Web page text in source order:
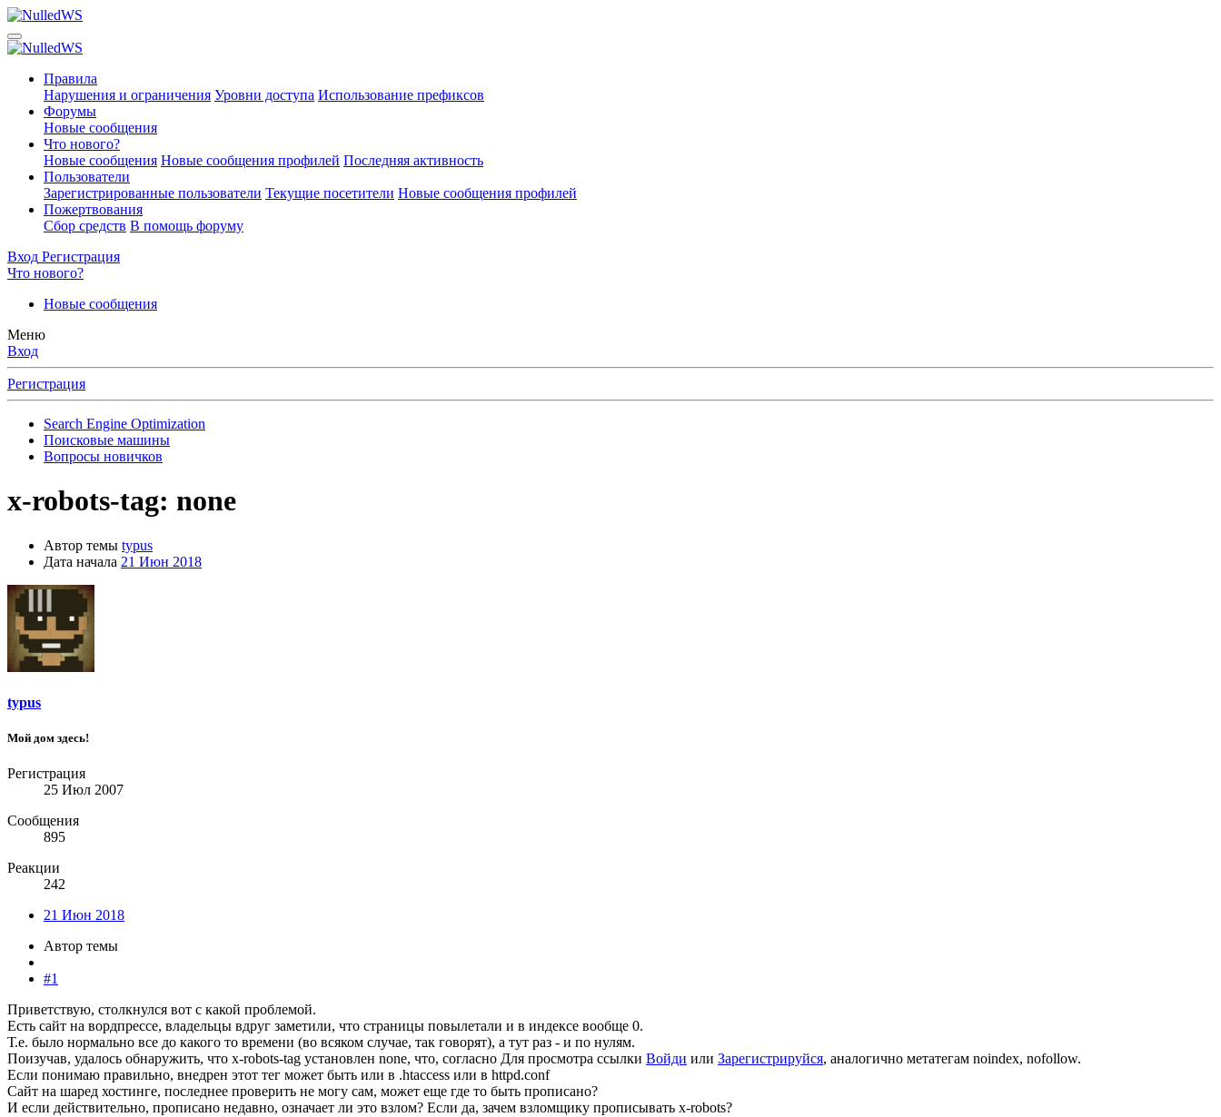
Правила
Нарушения и ограничения Уровни доступа Использование префиксов
Форумы
Новые сообщения
Что нового?
Новые сообщения Новые сообщения профилей Последняя активность
Пользователи
Зарегистрированные пользователи Текущие посетители Новые сообщения профилей
Пожертвования
Сбор средств В помощь форуму
Вход Регистрация
Что нового?
Новые сообщения
Меню
Вход
Регистрация
Search Engine Optimization
Поисковые машины
Вопросы новичков
x-robots-tag: none
Автор темы typus
Дата начала 21 Июн 2018
typus
Мой дом здесь!
Регистрация
25 Июл 2007
Сообщения
895
Реакции
242
21 Июн 2018
Автор темы
#1
Приветствую, столкнулся вот с какой проблемой.
Есть сайт на вордпрессе, владельцы вдруг заметили, что страницы повылетали и в индексе вообще 0.
Т.е. было нормально все до какого то времени (во всяком случае, так говорят), а тут раз - и по нулям.
Поизучав, удалось обнаружить, что x-robots-tag установлен none, что, согласно Для просмотра ссылки Войди или Зарегистрируйся, аналогично метатегам noindex, nofollow.
Если понимаю правильно, внедрен этот тег может быть или в .htaccess или в httpd.conf
Сайт на шаред хостинге, последнее проверить не могу сам, может еще где то быть прописано?
И если действительно, прописано недавно, означает ли это взлом? Если да, зачем взломщику прописывать x-robots?